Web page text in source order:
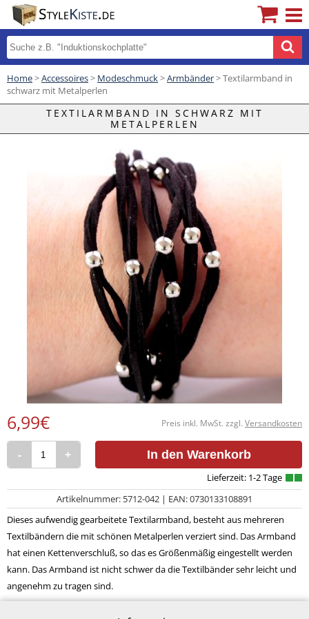
Home>Accessoires> Modeschmuck>Armbänder> Textilarmband in
schwarz mit Metalperlen
TEXTILARMBAND IN SCHWARZ MIT
METALPERLEN
Preis inkl. MwSt. zzgl. Versandkosten
6,99€
- + In den Warenkorb
Artikelnummer: 5712-042 | EAN: 0730133108891
Dieses aufwendig gearbeitete Textilarmband, besteht aus mehreren
Textilbändern die mit schönen Metalperlen verziert sind. Das Armband
hat einen Kettenverschluß, so das es Größenmäßig eingestellt werden
kann. Das Armband ist nicht schwer da die Textilbänder sehr leicht und
angenehm zu tragen sind.